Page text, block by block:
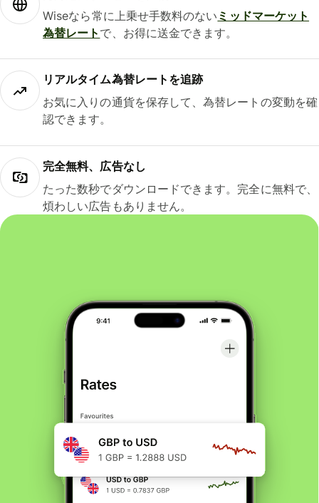
Wiseなら常に上乗せ手数料のない ミッドマーケット
為替レート で、お得に送金できます。
リアルタイム為替レートを追跡
お気に入りの通貨を保存して、為替レートの変動を確
認できます。
完全無料、広告なし
たった数秒でダウンロードできます。完全に無料で、
煩わしい広告もありません。